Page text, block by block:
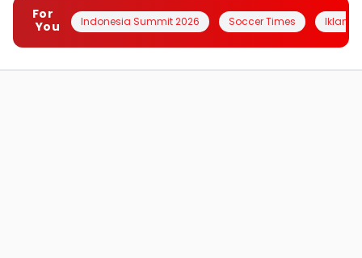
For
You
Indonesia Summit 2026 Soccer Times Iklanin